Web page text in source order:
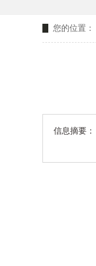
您的位置：
信息摘要：